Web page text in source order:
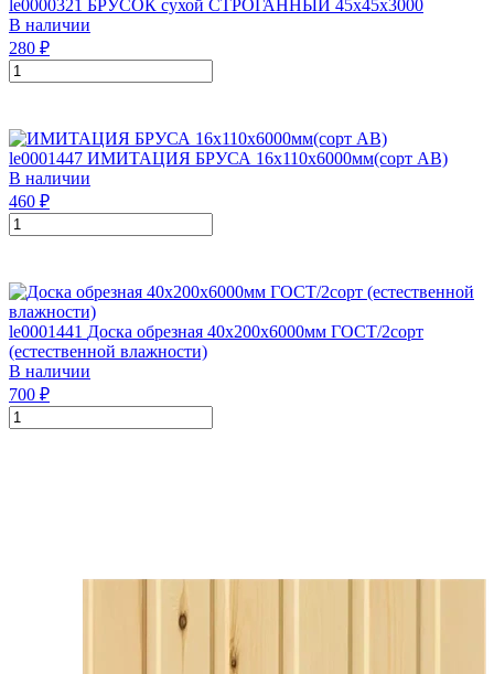
le0000321
БРУСОК сухой СТРОГАННЫЙ 45х45х3000
В наличии
280 ₽
le0001447 ИМИТАЦИЯ БРУСА 16х110х6000мм(сорт АВ)
В наличии
460 ₽
le0001441 Доска обрезная 40х200х6000мм ГОСТ/2сорт
(естественной влажности)
В наличии
700 ₽